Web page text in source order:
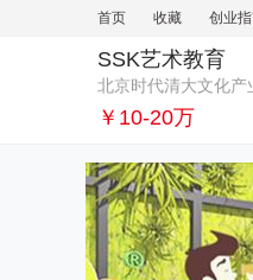
首页 收藏 创业
SSK艺术教育
北京时代清大文化产
￥10-20万